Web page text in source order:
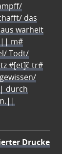
das
warheit
|| m#
Todt/
#[et]c̃ tr#
durch
Drucke